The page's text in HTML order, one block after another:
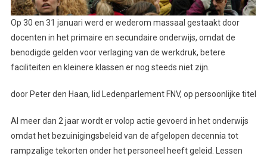
Op 30 en 31 januari werd er wederom massaal gestaakt door
docenten in het primaire en secundaire onderwijs, omdat de
benodigde gelden voor verlaging van de werkdruk, betere
faciliteiten en kleinere klassen er nog steeds niet zijn.
door Peter den Haan, lid Ledenparlement FNV, op persoonlijke titel
Al meer dan 2 jaar wordt er volop actie gevoerd in het onderwijs
omdat het bezuinigingsbeleid van de afgelopen decennia tot
rampzalige tekorten onder het personeel heeft geleid. Lessen